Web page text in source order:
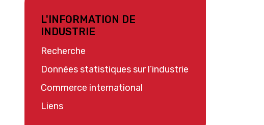
L'INFORMATION DE
INDUSTRIE
Recherche
Données statistiques sur l’industrie
Commerce international
Liens